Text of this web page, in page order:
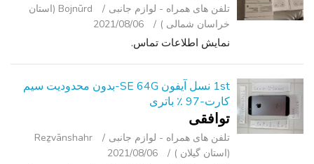
تلفن ‌های همراه - لوازم جانبی
Bojnūrd (استان
خراسان شمالی )
2021/08/06
نمایش اطلاعات تماس.
1st نسل آیفون SE 64G-بدون محدودیت سیم
کارت-97 ٪ باتری
توافقی
تلفن ‌های همراه - لوازم جانبی
Reẕvānshahr
(استان گیلان )
2021/08/06